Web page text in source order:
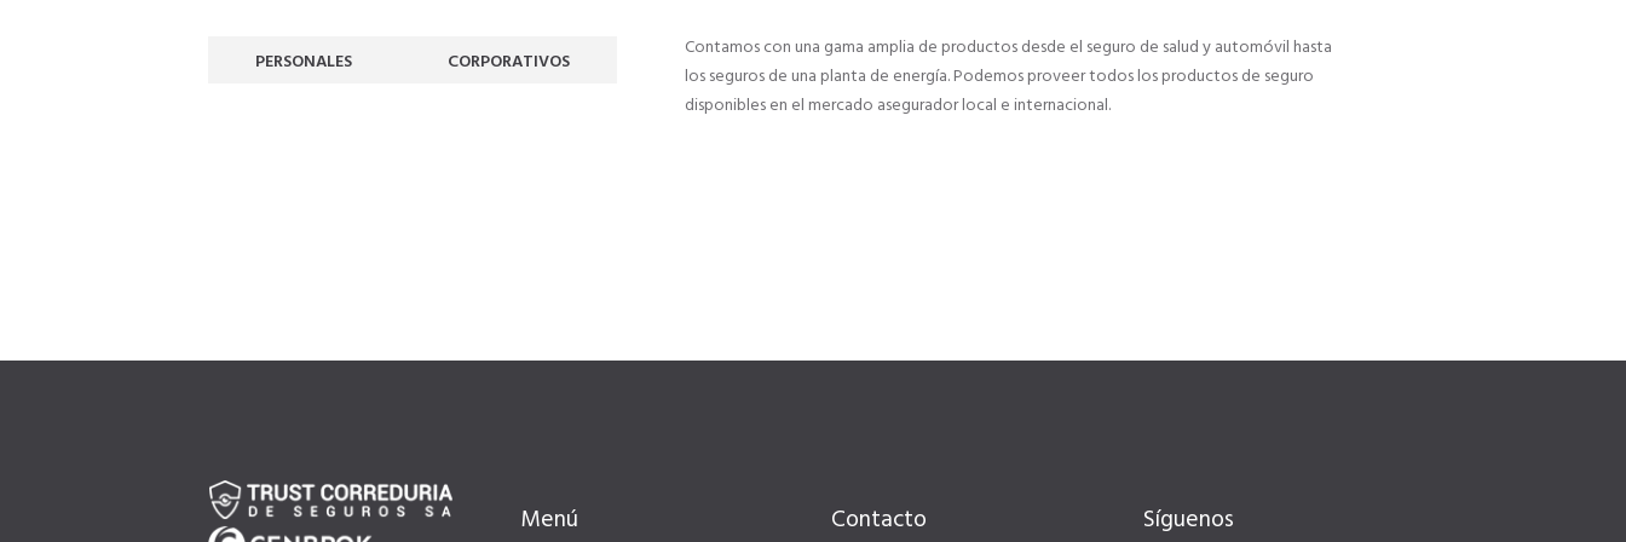
PERSONALES CORPORATIVOS
Contamos con una gama amplia de productos desde el seguro de salud y automóvil hasta
los seguros de una planta de energía. Podemos proveer todos los productos de seguro
disponibles en el mercado asegurador local e internacional.
Menú Contacto Síguenos